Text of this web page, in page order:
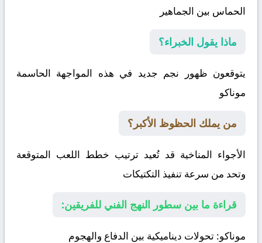
الحماس بين الجماهير
ماذا يقول الخبراء؟
يتوقعون ظهور نجم جديد في هذه المواجهة الحاسمة
موناكو
من يملك الحظوظ الأكبر؟
الأجواء المناخية قد تُعيد ترتيب خطط اللعب المتوقعة
وتحد من سرعة تنفيذ التكتيكات
قراءة ما بين سطور النهج الفني للفريقين:
موناكو: تحولات ديناميكية بين الدفاع والهجوم